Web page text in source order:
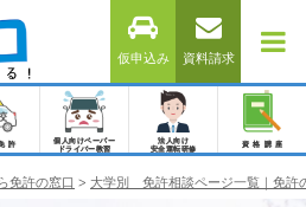
仮申込み 資料請求
許
個人向けペーパー
ドライバー教習
法人向け
安全運転研修
資格講座
免許の窓口 > 大学別 免許相談ページ一覧｜免許